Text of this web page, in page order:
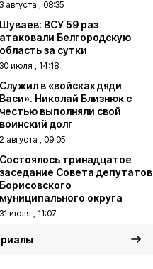
3 августа , 08:35
Шуваев: ВСУ 59 раз
атаковали Белгородскую
область за сутки
30 июля , 14:18
Служил в «войсках дяди
Васи». Николай Близнюк с
честью выполняли свой
воинский долг
2 августа , 09:05
Состоялось тринадцатое
заседание Совета депутатов
Борисовского
муниципального округа
31 июля , 11:07